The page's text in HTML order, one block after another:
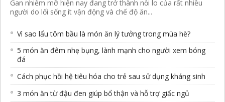
Gan nhiễm mỡ hiện nay đang trở thành nỗi lo của rất nhiều
người do lối sống ít vận động và chế độ ăn...
Vì sao lẩu tôm bầu là món ăn lý tưởng trong mùa hè?
5 món ăn đêm nhẹ bụng, lành mạnh cho người xem bóng
đá
Cách phục hồi hệ tiêu hóa cho trẻ sau sử dụng kháng sinh
3 món ăn từ đậu đen giúp bổ thận và hỗ trợ giấc ngủ